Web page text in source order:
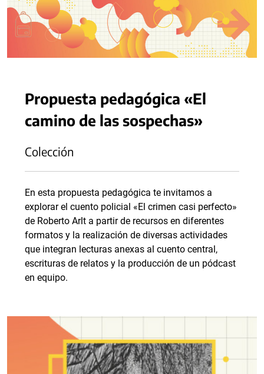
Propuesta pedagógica «El
camino de las sospechas»
Colección
En esta propuesta pedagógica te invitamos a
explorar el cuento policial «El crimen casi perfecto»
de Roberto Arlt a partir de recursos en diferentes
formatos y la realización de diversas actividades
que integran lecturas anexas al cuento central,
escrituras de relatos y la producción de un pódcast
en equipo.